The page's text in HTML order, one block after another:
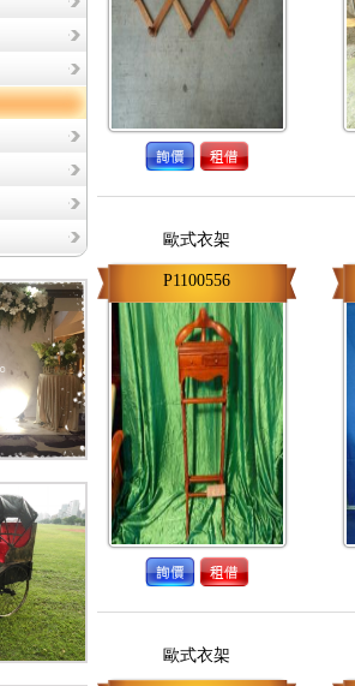
歐式衣架
P1100556
歐式衣架